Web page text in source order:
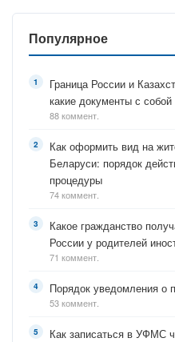
Популярное
Граница России и
какие документы с
88 коммент.
Как оформить вид на
Беларуси: порядок
процедуры
74 коммент.
Какое гражданство
России у родителей
71 коммент.
Порядок уведомления о
53 коммент.
Как записаться в УФМС